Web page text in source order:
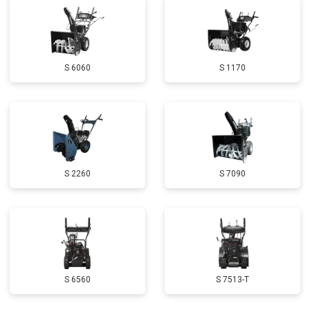
Замена глушителя Заказать
Замена маховика от 3050 ₽ Заказать
Натяжка тросов Заказать
Полное ТО от 4900 ₽ Заказать
Ремонт привода от 3250 ₽
Замена свечей зажигания от 1820 ₽
Демонтаж-монтаж двигателя от 6400 ₽ Заказать
Ремонт сцепления от 3800 ₽ Заказать
S 6060 S 1170
S 2260 S 7090
S 6560 S 7513-T